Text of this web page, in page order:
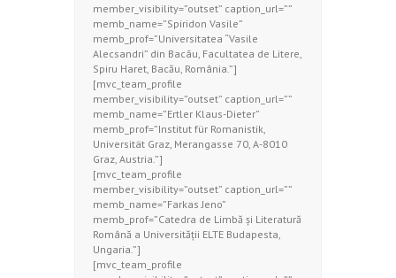
member_visibility=”outset” caption_url=””
memb_name=”Spiridon Vasile”
memb_prof=”Universitatea “Vasile
Alecsandri” din Bacãu, Facultatea de Litere,
Spiru Haret, Bacău, România.”]
[mvc_team_profile
member_visibility=”outset” caption_url=””
memb_name=”Ertler Klaus-Dieter”
memb_prof=”Institut für Romanistik,
Universität Graz, Merangasse 70, A-8010
Graz, Austria.”]
[mvc_team_profile
member_visibility=”outset” caption_url=””
memb_name=”Farkas Jeno”
memb_prof=”Catedra de Limbă şi Literatură
Română a Universității ELTE Budapesta,
Ungaria.”]
[mvc_team_profile